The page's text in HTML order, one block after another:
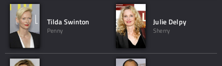
Tilda Swinton
Penny
Julie Delpy
Sherry